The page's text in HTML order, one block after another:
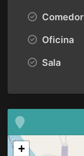
Comedor
Oficina
Sala
+